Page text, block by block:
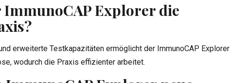
ImmunoCAP Explorer die
erweiterte Testkapazitäten ermöglicht der ImmunoCAP Explorer
wodurch die Praxis effizienter arbeitet.